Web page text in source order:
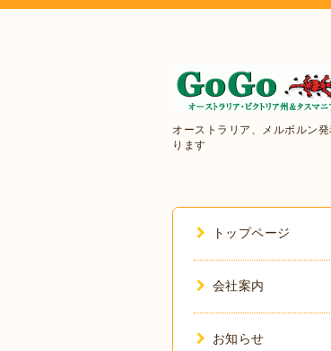
オーストラリア、メルボルン
ります
トップページ
会社案内
お知らせ